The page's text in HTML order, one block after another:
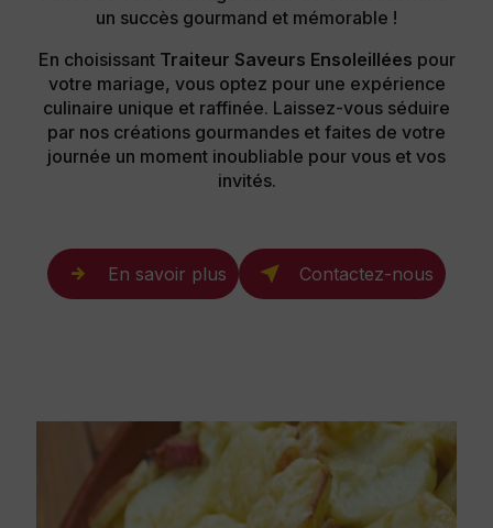
un succès gourmand et mémorable !
En choisissant Traiteur Saveurs Ensoleillées pour
votre mariage, vous optez pour une expérience
culinaire unique et raffinée. Laissez-vous séduire
par nos créations gourmandes et faites de votre
journée un moment inoubliable pour vous et vos
invités.
En savoir plus Contactez-nous